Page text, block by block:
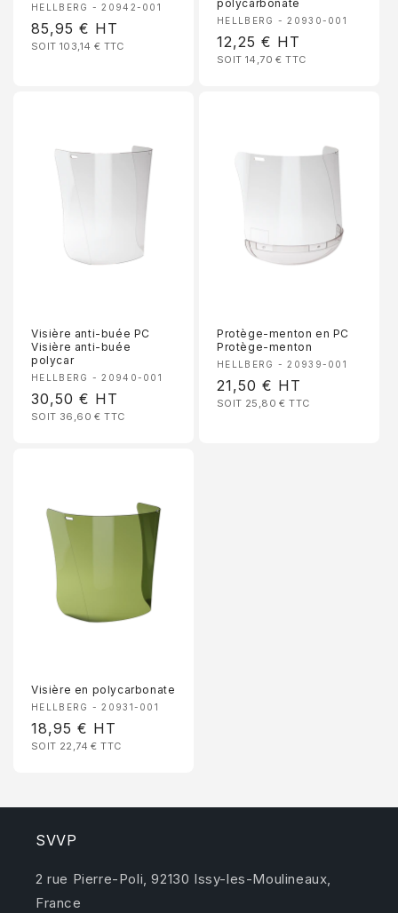
Fournisseur :
HELLBERG - 20942-001
Prix
habituel
85,95 € HT
SOIT 103,14 € TTC
polycarbonate
Fournisseur :
HELLBERG - 20930-001
Prix
habituel
12,25 € HT
SOIT 14,70 €TTC
Visière anti-buée PC
Visière anti-buée
polycar
Fournisseur :
HELLBERG - 20940-001
Prix
habituel
30,50 € HT
SOIT 36,60 €TTC
Protège-menton en PC
Protège-menton
Fournisseur :
HELLBERG - 20939-001
Prix
habituel
21,50 € HT
SOIT 25,80 €TTC
Visière en polycarbonate
Fournisseur :
HELLBERG - 20931-001
Prix
habituel
18,95 € HT
SOIT 22,74 €TTC
SVVP
2 rue Pierre-Poli, 92130 Issy-les-Moulineaux,
France
RÉDUCTION
Inscrivez-vous pour recevoir 10 % de réduction sur votre
première commande et un accès exclusif à nos meilleures